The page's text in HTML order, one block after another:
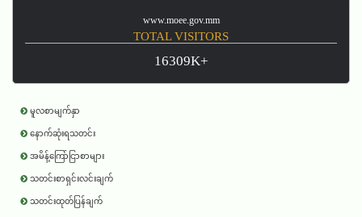
www.moee.gov.mm
TOTAL VISITORS
16309K+
မူလစာမျက်နှာ
နောက်ဆုံးရသတင်း
အမိန့်ကြော်ငြာစာများ
သတင်းစာရှင်းလင်းချက်
သတင်းထုတ်ပြန်ချက်